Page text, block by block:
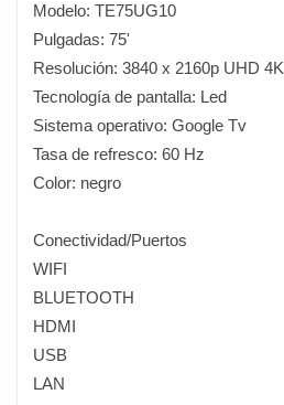
Modelo: TE75UG10
Pulgadas: 75'
Resolución: 3840 x 2160p UHD 4K
Tecnología de pantalla: Led
Sistema operativo: Google Tv
Tasa de refresco: 60 Hz
Color: negro
Conectividad/Puertos
WIFI
BLUETOOTH
HDMI
USB
LAN